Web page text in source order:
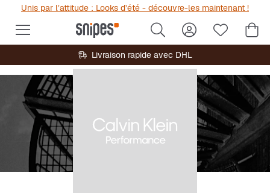
Unis par l’attitude : Looks d’été - découvre-les maintenant !
Livraison rapide avec DHL